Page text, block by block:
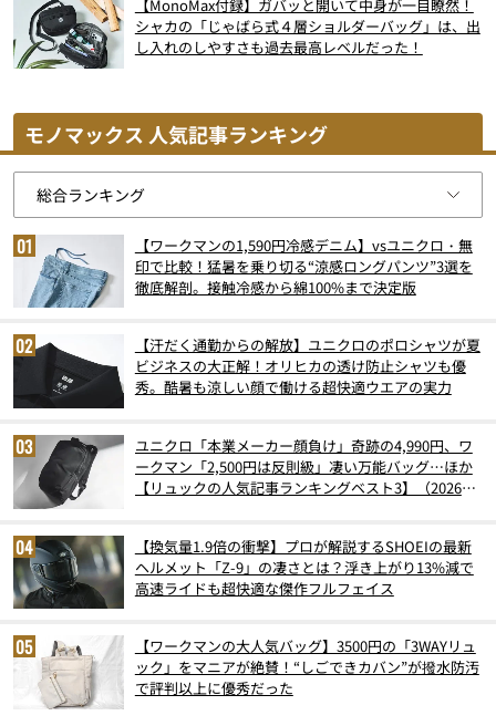
【MonoMax付録】ガバッと開いて中身が一目瞭然！
シャカの「じゃばら式４層ショルダーバッグ」は、出
し入れのしやすさも過去最高レベルだった！
モノマックス 人気記事ランキング
【ワークマンの1,590円冷感デニム】vsユニクロ・無
印で比較！猛暑を乗り切る“涼感ロングパンツ”3選を
徹底解剖。接触冷感から綿100%まで決定版
【汗だく通勤からの解放】ユニクロのポロシャツが夏
ビジネスの大正解！オリヒカの透け防止シャツも優
秀。酷暑も涼しい顔で働ける超快適ウエアの実力
ユニクロ「本業メーカー顔負け」奇跡の4,990円、ワ
ークマン「2,500円は反則級」凄い万能バッグ…ほか
【リュックの人気記事ランキングベスト3】（2026年
【換気量1.9倍の衝撃】プロが解説するSHOEIの最新
ヘルメット「Z-9」の凄さとは？浮き上がり13%減で
高速ライドも超快適な傑作フルフェイス
【ワークマンの大人気バッグ】3500円の「3WAYリュ
ック」をマニアが絶賛！“しごできカバン”が撥水防汚
で評判以上に優秀だった